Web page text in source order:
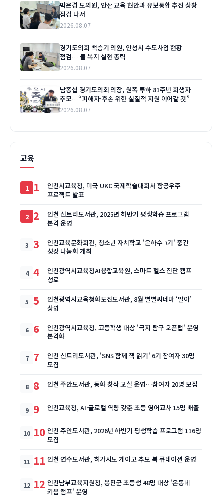
박은경 도의원, 안산 교육 현안과 유보통합 추진 상황
점검 나서
2026.08.07
경기도의회 백승기 의원, 안성시 수도사업 현황
점검… 물 복지 실현 총력
2026.08.07
남종섭 경기도의회 의장, 원폭 투하 81주년 희생자
추모…“피해자·후손 위한 실질적 지원 이어갈 것”
2026.08.07
교육
1
인천시교육청, 미국 UKC 국제학술대회서 항공우주
프로젝트 발표
2
인천 신트리도서관, 2026년 하반기 평생학습 프로그램
본격 운영
3
인천교육문화회관, 청소년 자치학교 '은하수 7기' 중간
성장 나눔회 개최
4
인천광역시교육청AI융합교육원, 스마트 헬스 진단 캠프
성료
5
인천광역시교육청화도진도서관, 8월 별별씨네마 ‘말아’
상영
6
인천광역시교육청, 고등학생 대상 '극지 탐구 오픈랩' 운영
본격화
7
인천 신트리도서관, 'SNS 함께 책 읽기' 6기 참여자 30명
모집
8 인천 주안도서관, 동화 창작 교실 운영…참여자 20명 모집
9 인천교육청, AI·글로컬 역량 갖춘 초등 영어교사 15명 배출
10 인천 주안도서관, 2026년 하반기 평생학습 프로그램 116명
모집
11 인천 연수도서관, 히가시노 게이고 추모 북 큐레이션 운영
12 인천남부교육지원청, 옹진군 초등생 48명 대상 '온동네
키움 캠프' 운영